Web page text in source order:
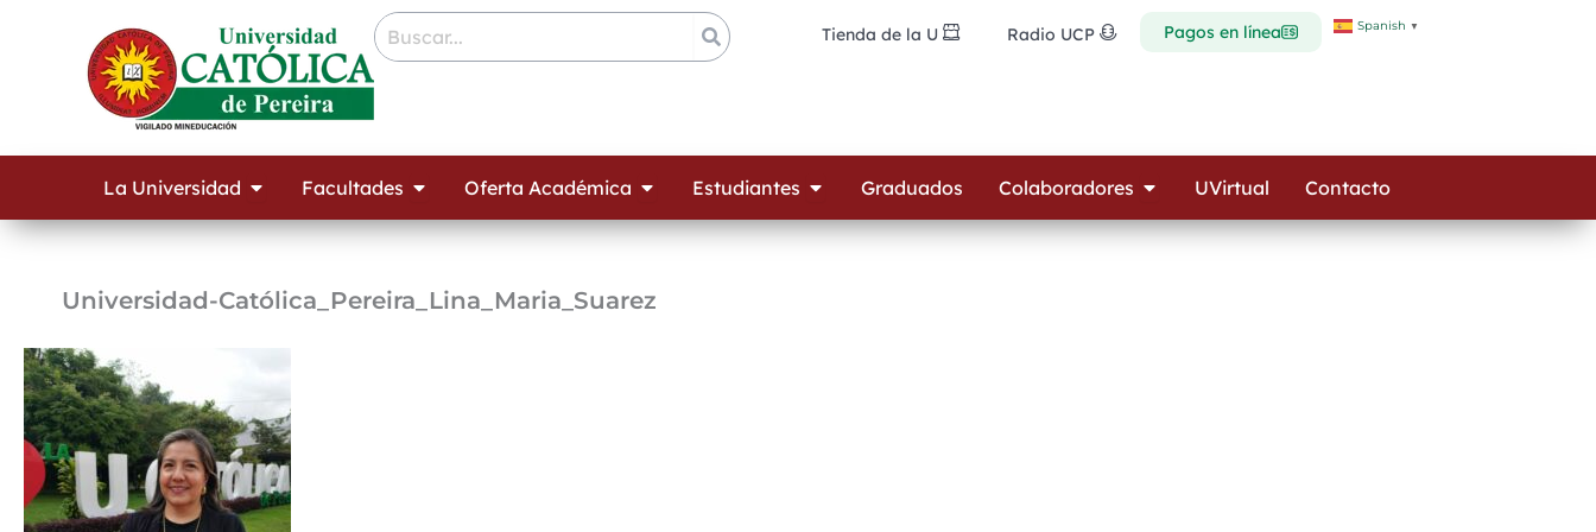
Tienda de la U Radio UCP Pagos en línea Spanish ▼
La Universidad Open La Universidad
Facultades Open Facultades
Oferta Académica Open Oferta Académica
Estudiantes Open Estudiantes
Graduados Colaboradores Open Colaboradores
UVirtual Contacto
Universidad-Católica_Pereira_Lina_Maria_Suarez